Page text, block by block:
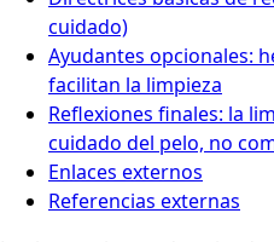
cuidado)
Ayudantes opcionales:
facilitan la limpieza
Reflexiones finales: la
cuidado del pelo, no
Enlaces externos
Referencias externas